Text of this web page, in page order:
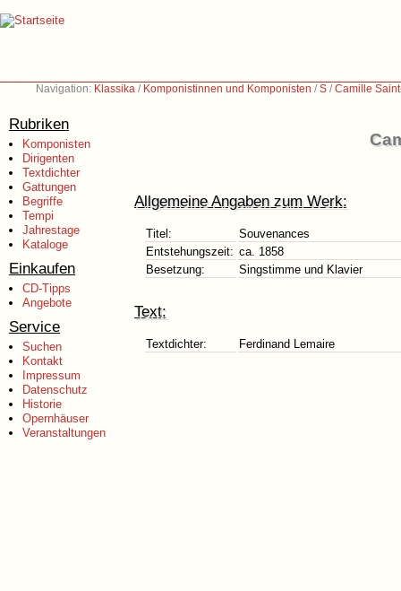
Navigation: Klassika / Komponistinnen und Komponisten /S /Camille
Rubriken
Komponisten
Dirigenten
Textdichter
Gattungen
Begriffe
Tempi
Jahrestage
Kataloge
Einkaufen
CD-Tipps
Angebote
Service
Suchen
Kontakt
Impressum
Datenschutz
Historie
Opernhäuser
Veranstaltungen
Allgemeine Angaben zum Werk:
Titel:
Souvenances
Entstehungszeit: ca. 1858
Besetzung:
Singstimme und Klavier
Text:
Textdichter: Ferdinand Lemaire